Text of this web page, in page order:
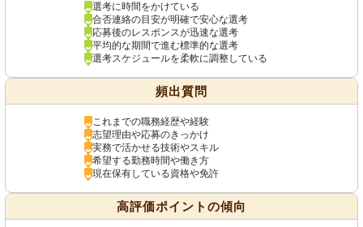
選考に時間をかけている
合否連絡の目安が明確で安心な選考
応募後のレスポンスが迅速な選考
平均的な期間で進む標準的な選考
選考スケジュールを柔軟に調整している
頻出質問
これまでの職務経歴や経験
志望理由や応募のきっかけ
実務で活かせる技術やスキル
希望する勤務時間や働き方
現在保有している資格や免許
高評価ポイントの傾向